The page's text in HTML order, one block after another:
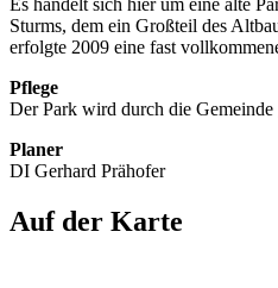
Sturms, dem ein Großteil des
erfolgte 2009 eine fast
Pflege
Der Park wird durch die Gemeinde
Planer
DI Gerhard Prähofer
Auf der Karte